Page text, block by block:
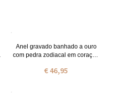
Anel gravado banhado a ouro
com pedra zodiacal em coração
€ 46,95